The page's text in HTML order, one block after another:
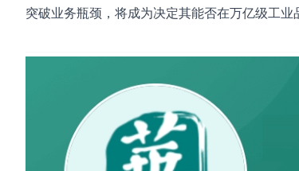
突破业务瓶颈，将成为决定其能否在万亿级工业
#京东系